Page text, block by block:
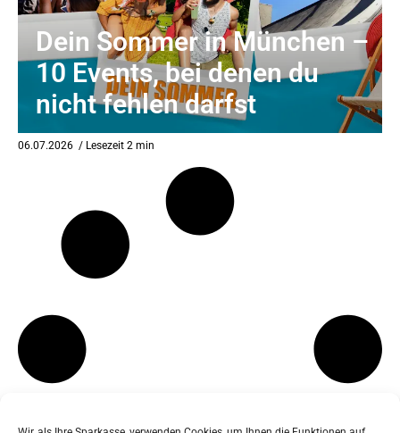
Dein Sommer in München –
10 Events, bei denen du
nicht fehlen darfst
06.07.2026 / Lesezeit 2 min